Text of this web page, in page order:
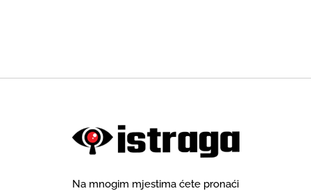
Na mnogim mjestima ćete pronaći